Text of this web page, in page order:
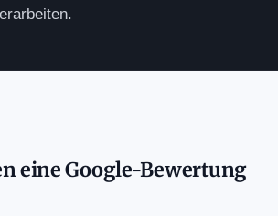
eine Google-Bewertung